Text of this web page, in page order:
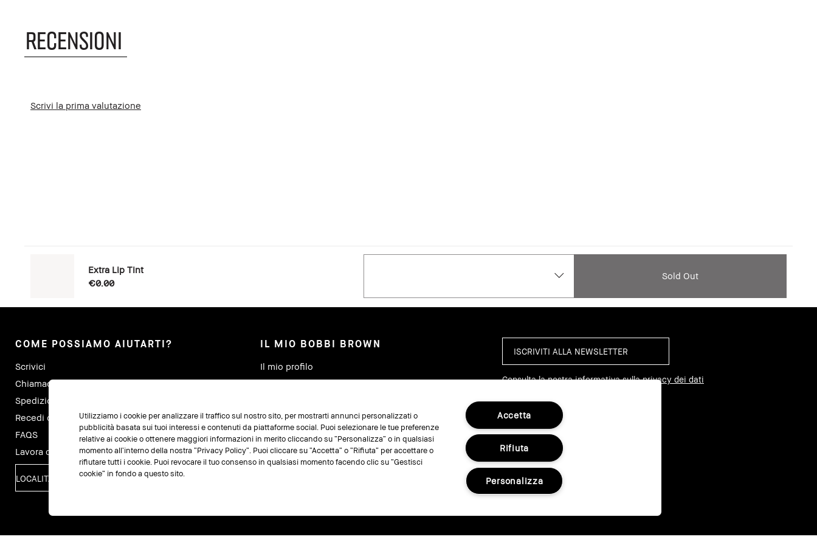
RECENSIONI
Scrivi la prima valutazione
Extra Lip Tint
€0.00
Sold Out
COME POSSIAMO AIUTARTI?
Scrivici
Chiamaci al +390294751216
Spedizioni e Resi
Recedi dal contratto qui
FAQS
Lavora con noi
LOCALITÀ
IL MIO BOBBI BROWN
Il mio profilo
I miei ordini
Traccia il mio ordine
Consulta la nostra informativa sulla privacy dei dati
SEGUICI SU
Utilizziamo i cookie per analizzare il traffico sul nostro sito, per mostrarti annunci personalizzati o
pubblicità basata sui tuoi interessi e contenuti da piattaforme social. Puoi selezionare le tue preferenze
relative ai cookie o ottenere maggiori informazioni in merito cliccando su “Personalizza” o in qualsiasi
momento all’interno della nostra “Privacy Policy”. Puoi cliccare su “Accetta” o “Rifiuta” per accettare o
rifiutare tutti i cookie. Puoi revocare il tuo consenso in qualsiasi momento facendo clic su “Gestisci
cookie” in fondo a questo sito.
Accetta
Rifiuta
Personalizza